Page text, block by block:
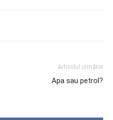
Articolul următor
Apa sau petrol?